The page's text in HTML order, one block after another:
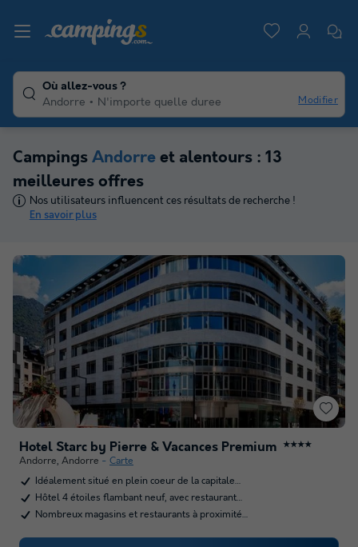
Où allez-vous ?
Andorre
N'importe quelle duree Modifier
Campings Andorre et alentours : 13
meilleures offres
Nos utilisateurs influencent ces résultats de recherche !
En savoir plus
Hotel Starc by Pierre & Vacances Premium ★★★★
Andorre, Andorre
Carte
Idéalement situé en plein coeur de la capitale…
Hôtel 4 étoiles flambant neuf, avec restaurant…
Nombreux magasins et restaurants à proximité…